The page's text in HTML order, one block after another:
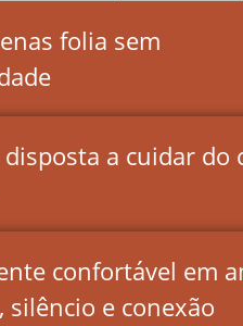
folia sem
a cuidar do
confortável em
silêncio e conexão